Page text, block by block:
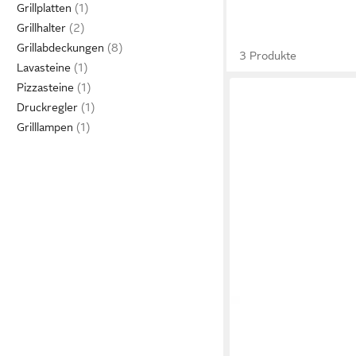
Grillplatten
Grillhalter
Grillabdeckungen
Lavasteine
Pizzasteine
Druckregler
Grilllampen
3 Produkte